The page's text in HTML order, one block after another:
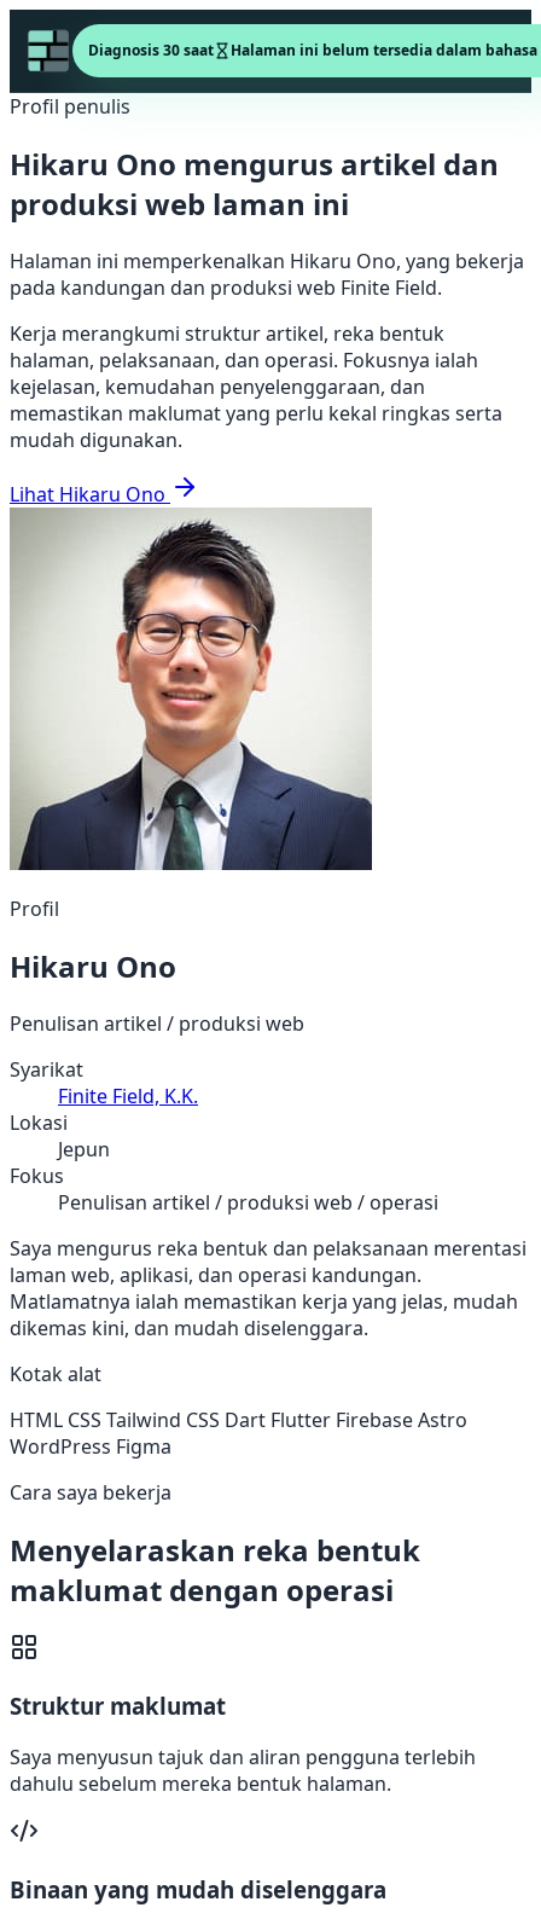
Diagnosis 30 saat Halaman ini belum tersedia dalam
Profil penulis
Hikaru Ono mengurus artikel dan
produksi web laman ini
Halaman ini memperkenalkan Hikaru Ono, yang bekerja
pada kandungan dan produksi web Finite Field.
Kerja merangkumi struktur artikel, reka bentuk
halaman, pelaksanaan, dan operasi. Fokusnya ialah
kejelasan, kemudahan penyelenggaraan, dan
memastikan maklumat yang perlu kekal ringkas serta
mudah digunakan.
Lihat Hikaru Ono
Profil
Hikaru Ono
Penulisan artikel / produksi web
Syarikat
Finite Field, K.K.
Lokasi
Jepun
Fokus
Penulisan artikel / produksi web / operasi
Saya mengurus reka bentuk dan pelaksanaan merentasi
laman web, aplikasi, dan operasi kandungan.
Matlamatnya ialah memastikan kerja yang jelas, mudah
dikemas kini, dan mudah diselenggara.
Kotak alat
HTML CSS Tailwind CSS Dart Flutter FirebaseAstro
WordPress Figma
Cara saya bekerja
Menyelaraskan reka bentuk
maklumat dengan operasi
Struktur maklumat
Saya menyusun tajuk dan aliran pengguna terlebih
dahulu sebelum mereka bentuk halaman.
Binaan yang mudah diselenggara